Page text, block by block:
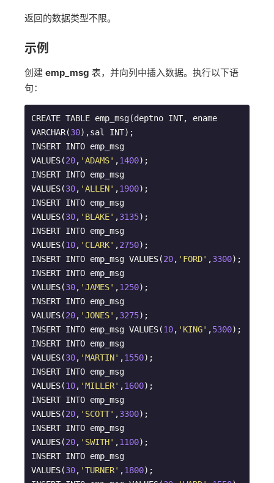
返回的数据类型不限。
示例
创建 emp_msg 表，并向列中插入数据。执行以下语
句：
CREATE TABLE emp_msg(deptno INT, ename
VARCHAR(30),sal INT);
INSERT INTO emp_msg
VALUES(20, 'ADAMS' ,1400);
INSERT INTO emp_msg
VALUES(30, 'ALLEN' ,1900);
INSERT INTO emp_msg
VALUES(30, 'BLAKE' ,3135);
INSERT INTO emp_msg
VALUES(10, 'CLARK' ,2750);
INSERT INTO emp_msg VALUES(20, 'FORD' ,3300);
INSERT INTO emp_msg
VALUES(30, 'JAMES' ,1250);
INSERT INTO emp_msg
VALUES(20, 'JONES' ,3275);
INSERT INTO emp_msg VALUES(10, 'KING' ,5300);
INSERT INTO emp_msg
VALUES(30, 'MARTIN' ,1550);
INSERT INTO emp_msg
VALUES(10, 'MILLER' ,1600);
INSERT INTO emp_msg
VALUES(20, 'SCOTT' ,3300);
INSERT INTO emp_msg
VALUES(20, 'SWITH' ,1100);
INSERT INTO emp_msg
VALUES(30, 'TURNER' ,1800);